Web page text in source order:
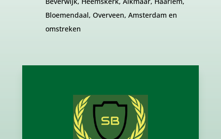
Bloemendaal, Overveen, Amsterdam en
omstreken